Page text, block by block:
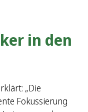
in den
„Die
Fokussierung